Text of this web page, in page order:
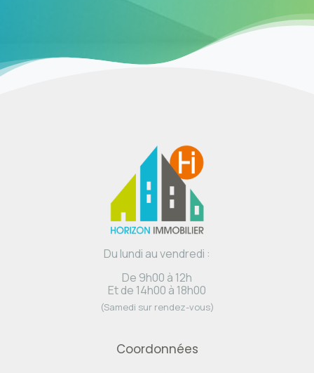
Du lundi au vendredi :
De 9h00 à 12h
Et de 14h00 à 18h00
(Samedi sur rendez-vous)
Coordonnées